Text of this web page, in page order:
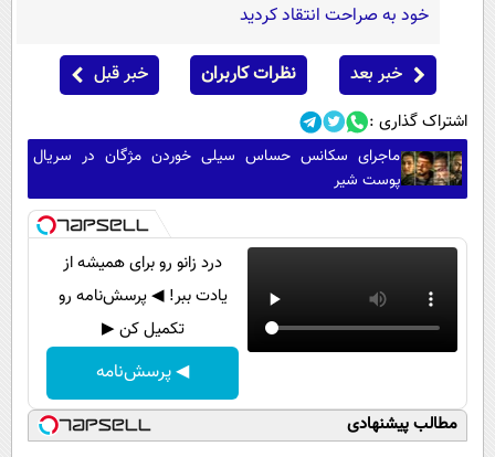
خود به صراحت انتقاد کردید
خبر بعد نظرات کاربران خبر قبل
اشتراک گذاری :
ماجرای سکانس حساس سیلی خوردن مژگان در سریال
پوست شیر
درد زانو رو برای همیشه از
یادت ببر! ◀ پرسش‌نامه رو
تکمیل کن ▶
◀ پرسش‌نامه
مطالب پیشنهادی